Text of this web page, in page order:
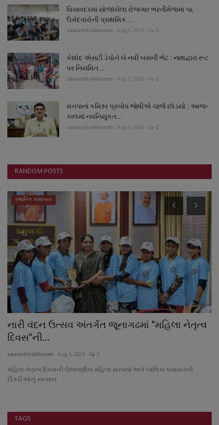
વિસાવદરમાં યોજાયેલા રોજગાર ભરતીમેળામાં ૫૮
ઉમેદવારોની પ્રાથમિક...
saurashtrabhoomi Aug 5, 2026 0
કેશોદ એસટી ડેપોને બે નવી બસની ભેટ : નાથદ્વારા રૂટ
પર નિયમિત...
saurashtrabhoomi Aug 5, 2026 0
મનપાનાં કમિશ્નર પ્રબોધ જાેષીએ ચાર્જ છોડયો : આજ-
કાલમાં નવનિયુકત...
saurashtrabhoomi Aug 5, 2026 0
RANDOM POSTS
સ્થાનિક સમાચાર
નારી વંદન ઉત્સવ અંતર્ગત જૂનાગઢમાં "મહિલા નેતૃત્વ
દિવસ"ની...
saurashtrabhoomi Aug 5, 2026 0
મહિલા નેતૃત્વ દિવસની ઉજવણીમાં મહિલા સરપંચો અને બાલિકા પંચાયતની
દીકરીઓનું સન્માન
TAGS